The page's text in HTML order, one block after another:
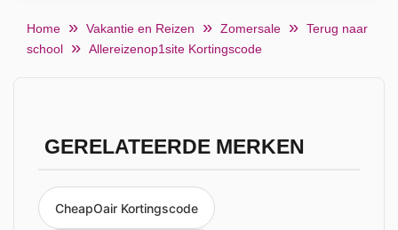
Home Vakantie en Reizen Zomersale
Terug naar
school
Allereizenop1site Kortingscode
GERELATEERDE MERKEN
CheapOair Kortingscode